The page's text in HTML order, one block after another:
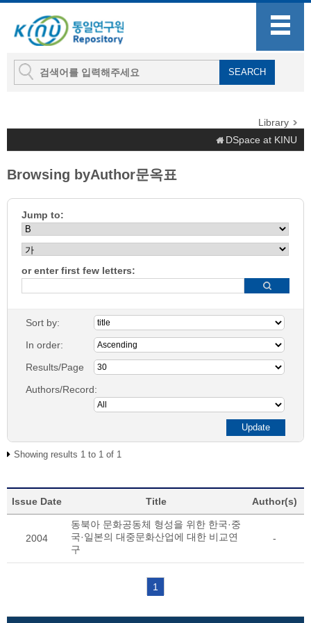
Library
DSpace at KINU
Browsing byAuthor문옥표
Jump to:
or enter first few letters:
Sort by:
In order:
Results/Page
Authors/Record:
Showing results 1 to 1 of 1
Issue Date Title Author(s)
2004
동북아 문화공동체 형성을 위한 한국·중
국·일본의 대중문화산업에 대한 비교연
구
-
1